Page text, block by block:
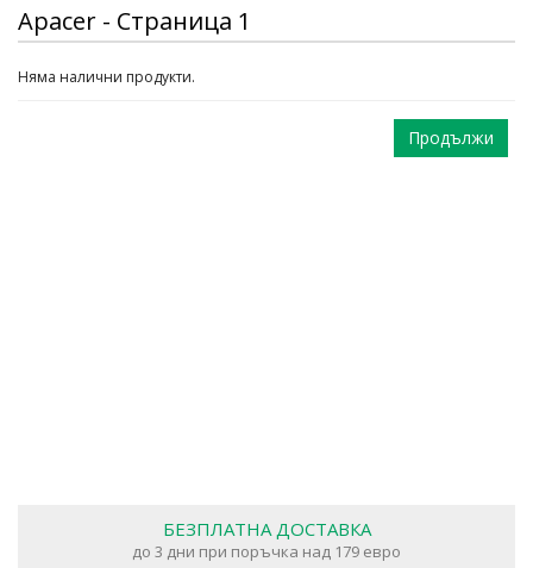
Apacer - Страница 1
Няма налични продукти.
Продължи
БЕЗПЛАТНА ДОСТАВКА
до 3 дни при поръчка над 179 евро